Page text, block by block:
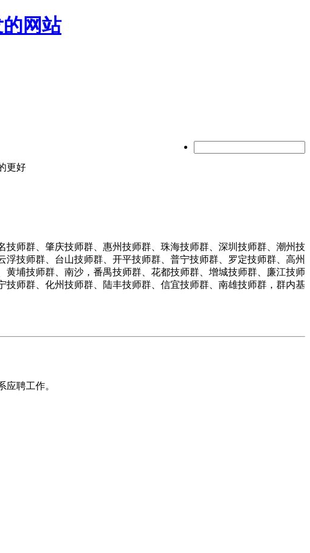
网站
更好
师群、肇庆技师群、惠州技师群、珠海技师群、深圳技师群、潮州技
技师群、台山技师群、开平技师群、普宁技师群、罗定技师群、高州
埔技师群、南沙，番禺技师群、花都技师群、增城技师群、廉江技师
师群、化州技师群、陆丰技师群、信宜技师群、南雄技师群，群内基
聘工作。